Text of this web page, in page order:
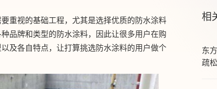
重视的基础工程，尤其是选择优质的防水涂料
品牌和类型的防水涂料，因此让很多用户在购
及各自特点，让打算挑选防水涂料的用户做个
相
东
疏